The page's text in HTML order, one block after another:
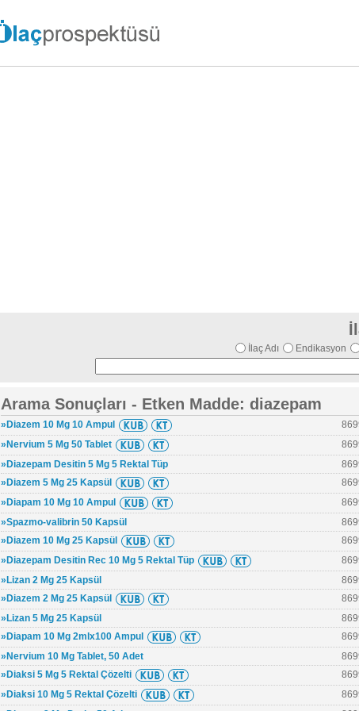
İlaç Adı Endikasyon
Arama Sonuçları - Etken Madde: diazepam
»Diazem 10 Mg 10 Ampul
»Nervium 5 Mg 50 Tablet
»Diazepam Desitin 5 Mg 5 Rektal Tüp
»Diazem 5 Mg 25 Kapsül
»Diapam 10 Mg 10 Ampul
»Spazmo-valibrin 50 Kapsül
»Diazem 10 Mg 25 Kapsül
»Diazepam Desitin Rec 10 Mg 5 Rektal Tüp
»Lizan 2 Mg 25 Kapsül
»Diazem 2 Mg 25 Kapsül
»Lizan 5 Mg 25 Kapsül
»Diapam 10 Mg 2mlx100 Ampul
»Nervium 10 Mg Tablet, 50 Adet
»Diaksi 5 Mg 5 Rektal Çözelti
»Diaksi 10 Mg 5 Rektal Çözelti